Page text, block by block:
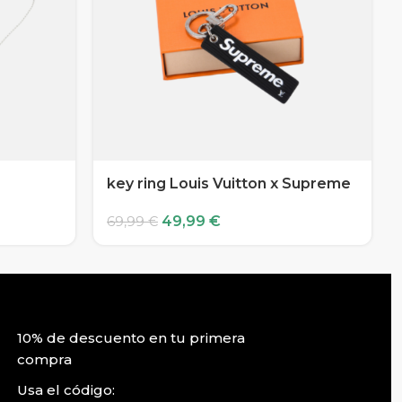
key ring Louis Vuitton x Supreme
69,99€ 49,99 €
10% de descuento en tu primera
compra
Usa el código: